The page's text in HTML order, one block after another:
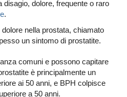
disagio, dolore, frequente o raro
.
nella prostata, chiamato
un sintomo di prostatite.
comuni e possono capitare
è principalmente un
ai 50 anni, e BPH colpisce
a 50 anni.